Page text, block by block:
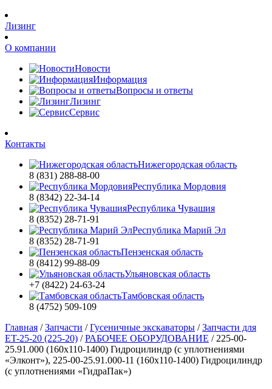
Лизинг
О компании
Новости
Информация
Вопросы и ответы
Лизинг
Сервис
Контакты
Нижегородская область
8 (831) 288-88-00
Республика Мордовия
8 (8342) 22-34-14
Республика Чувашия
8 (8352) 28-71-91
Республика Марий Эл
8 (8352) 28-71-91
Пензенская область
8 (8412) 99-88-09
Ульяновская область
+7 (8422) 24-63-24
Тамбовская область
8 (4752) 509-109
Главная /Запчасти /Гусеничные экскаваторы /Запчасти для
ET-25-20 (225-20) /РАБОЧЕЕ ОБОРУДОВАНИЕ / 225-00-
25.91.000 (160х110-1400) Гидроцилиндр (с уплотнениями
«Элконт»), 225-00-25.91.000-11 (160х110-1400) Гидроцилиндр
(с уплотнениями «ГидраПак»)